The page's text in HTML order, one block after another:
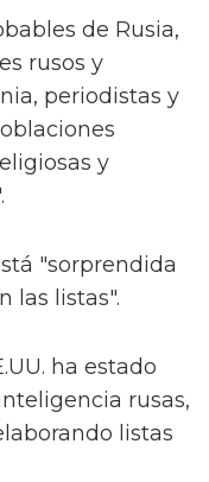
de Rusia,
rusos y
periodistas y
y
"sorprendida
las listas".
ha estado
rusas,
listas